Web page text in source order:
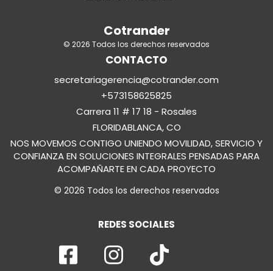
Cotrander
© 2026 Todos los derechos reservados
CONTACTO
secretariagerencia@cotrander.com
+573158625825
Carrera 11 # 17 18 - Rosales
FLORIDABLANCA, CO
NOS MOVEMOS CONTIGO UNIENDO MOVILIDAD, SERVICIO Y
CONFIANZA EN SOLUCIONES INTEGRALES PENSADAS PARA
ACOMPAÑARTE EN CADA PROYECTO
© 2026 Todos los derechos reservados
REDES SOCIALES